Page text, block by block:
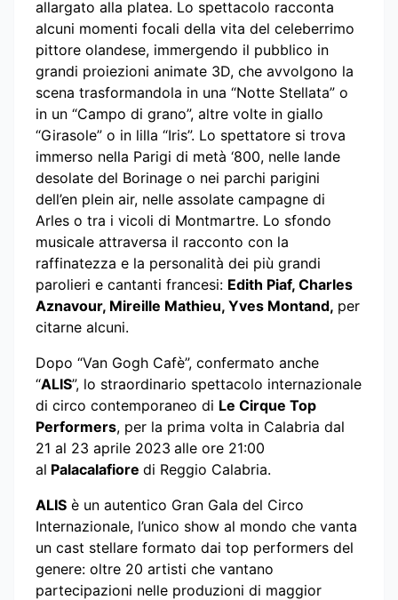
allargato alla platea. Lo spettacolo racconta
alcuni momenti focali della vita del celeberrimo
pittore olandese, immergendo il pubblico in
grandi proiezioni animate 3D, che avvolgono la
scena trasformandola in una “Notte Stellata” o
in un “Campo di grano”, altre volte in giallo
“Girasole” o in lilla “Iris”. Lo spettatore si trova
immerso nella Parigi di metà ‘800, nelle lande
desolate del Borinage o nei parchi parigini
dell’en plein air, nelle assolate campagne di
Arles o tra i vicoli di Montmartre. Lo sfondo
musicale attraversa il racconto con la
raffinatezza e la personalità dei più grandi
parolieri e cantanti francesi: Edith Piaf, Charles
Aznavour, Mireille Mathieu, Yves Montand, per
citarne alcuni.
Dopo “Van Gogh Cafè”, confermato anche
“ALIS”, lo straordinario spettacolo internazionale
di circo contemporaneo di Le Cirque Top
Performers, per la prima volta in Calabria dal
21 al 23 aprile 2023 alle ore 21:00
al Palacalafiore di Reggio Calabria.
ALIS è un autentico Gran Gala del Circo
Internazionale, l’unico show al mondo che vanta
un cast stellare formato dai top performers del
genere: oltre 20 artisti che vantano
partecipazioni nelle produzioni di maggior